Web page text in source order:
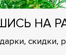
НА
скидки,